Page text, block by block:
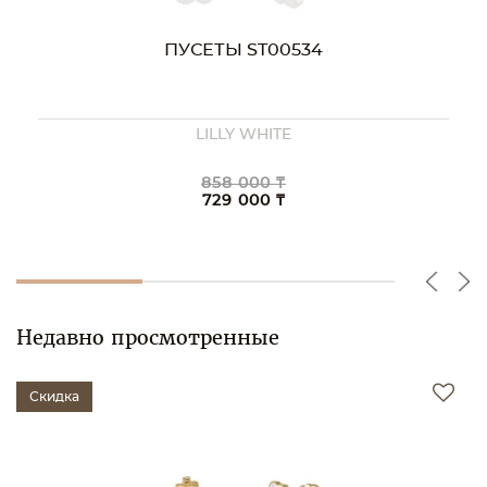
ПУСЕТЫ ST00534
LILLY WHITE
858 000 ₸
729 000 ₸
Недавно просмотренные
Скидка